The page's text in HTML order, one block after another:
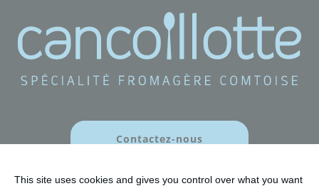
Contactez-nous
This site uses cookies and gives you control over what you want